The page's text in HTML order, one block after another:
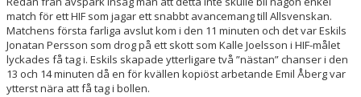
match för ett HIF som jagar ett snabbt avancemang till Allsvenskan.
Matchens första farliga avslut kom i den 11 minuten och det var Eskils
Jonatan Persson som drog på ett skott som Kalle Joelsson i HIF-målet
lyckades få tag i. Eskils skapade ytterligare två ”nästan” chanser i den
13 och 14 minuten då en för kvällen kopiöst arbetande Emil Åberg var
ytterst nära att få tag i bollen.